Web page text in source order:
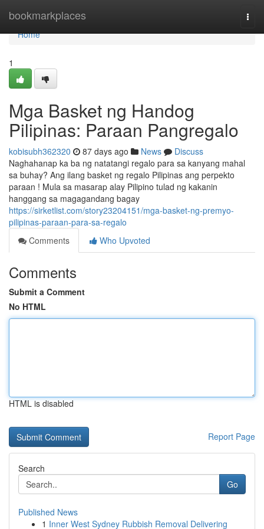
bookmarkplaces
Home
Home
1
Mga Basket ng Handog
Pilipinas: Paraan Pangregalo
kobisubh362320 87 days ago News
Discuss
Naghahanap ka ba ng natatangi regalo para sa kanyang mahal
sa buhay? Ang ilang basket ng regalo Pilipinas ang perpekto
paraan ! Mula sa masarap alay Pilipino tulad ng kakanin
hanggang sa magagandang bagay
https://sirketlist.com/story23204151/mga-basket-ng-premyo-
pilipinas-paraan-para-sa-regalo
Comments
Who Upvoted
Comments
Submit a Comment
No HTML
HTML is disabled
Report Page
Search
Go
Published News
1 Inner West Sydney Rubbish Removal Delivering